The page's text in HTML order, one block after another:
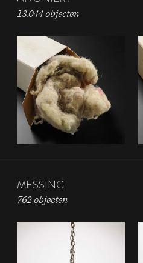
13.044 objecten
MESSING
762 objecten